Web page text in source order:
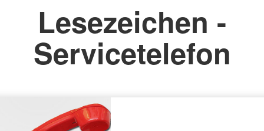
Lesezeichen -
Servicetelefon